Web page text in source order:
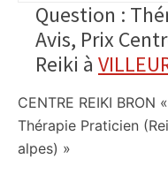
Question :
Avis, Prix
Reiki à
CENTRE REIKI
Thérapie Praticien
alpes) »